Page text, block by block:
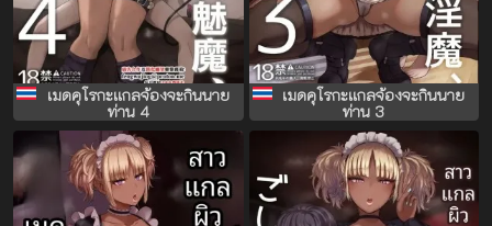
เมดคุโรกะเเกลจ้องจะกินนาย
ท่าน 4
เมดคุโรกะเเกลจ้องจะกินนาย
ท่าน 3